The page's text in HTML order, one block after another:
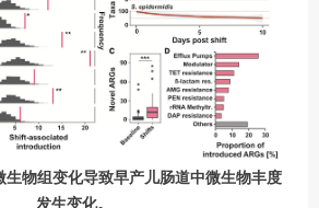
生物组变化导致早产儿肠道中微生物丰度
发生变化。